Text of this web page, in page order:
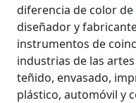
diferencia de color
diseñador y
instrumentos de
industrias de las
teñido, envasado,
plástico, automóvil y